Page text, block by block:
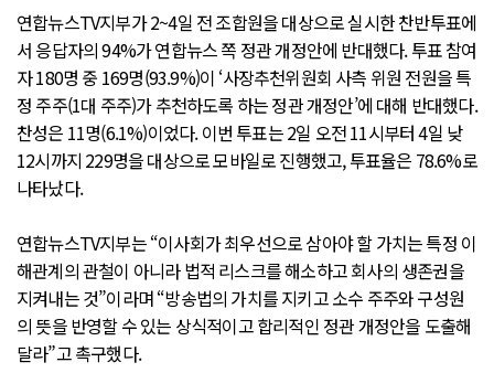
연합뉴스TV지부가 2~4일 전 조합원을 대상으로 실시한 찬반투표에
서 응답자의 94%가 연합뉴스 쪽 정관 개정안에 반대했다. 투표 참여
자 180명 중 169명(93.9%)이 ‘사장추천위원회 사측 위원 전원을 특
정 주주(1대 주주)가 추천하도록 하는 정관 개정안’에 대해 반대했다.
찬성은 11명(6.1%)이었다. 이번 투표는 2일 오전 11시부터 4일 낮
12시까지 229명을 대상으로 모바일로 진행했고, 투표율은 78.6%로
나타났다.
연합뉴스TV지부는 “이사회가 최우선으로 삼아야 할 가치는 특정 이
해관계의 관철이 아니라 법적 리스크를 해소하고 회사의 생존권을
지켜내는 것”이라며 “방송법의 가치를 지키고 소수 주주와 구성원
의 뜻을 반영할 수 있는 상식적이고 합리적인 정관 개정안을 도출해
달라”고 촉구했다.